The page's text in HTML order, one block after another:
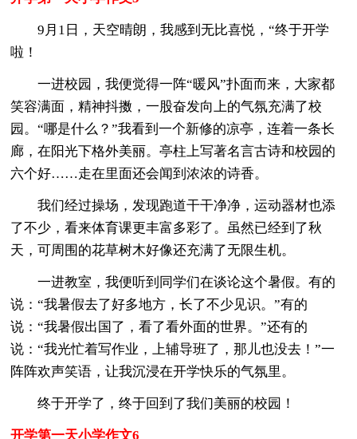
9月1日，天空晴朗，我感到无比喜悦，“终于开学
啦！
一进校园，我便觉得一阵“暖风”扑面而来，大家都
笑容满面，精神抖擞，一股奋发向上的气氛充满了校
园。“哪是什么？”我看到一个新修的凉亭，连着一条长
廊，在阳光下格外美丽。亭柱上写著名言古诗和校园的
六个好……走在里面还会闻到浓浓的诗香。
我们经过操场，发现跑道干干净净，运动器材也添
了不少，看来体育课更丰富多彩了。虽然已经到了秋
天，可周围的花草树木好像还充满了无限生机。
一进教室，我便听到同学们在谈论这个暑假。有的
说：“我暑假去了好多地方，长了不少见识。”有的
说：“我暑假出国了，看了看外面的世界。”还有的
说：“我光忙着写作业，上辅导班了，那儿也没去！”一
阵阵欢声笑语，让我沉浸在开学快乐的气氛里。
终于开学了，终于回到了我们美丽的校园！
开学第一天小学作文6